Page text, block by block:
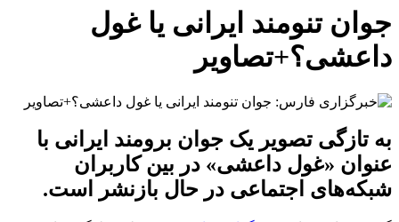
تنومند ایرانی یا غول
تصویر یک جوان برومند ایرانی با
«غول داعشی» در بین کاربران
اجتماعی در حال بازنشر است.